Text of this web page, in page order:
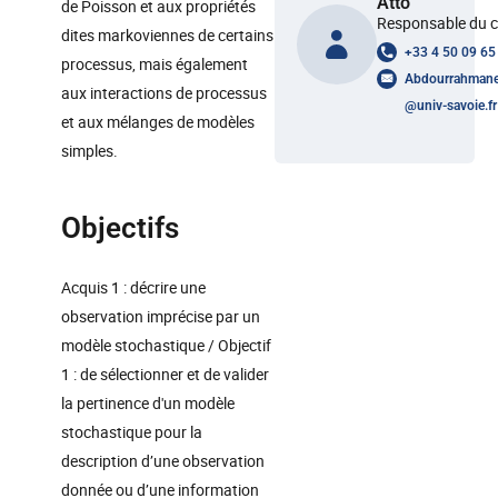
de Poisson et aux propriétés
dites markoviennes de certains
processus, mais également
aux interactions de processus
et aux mélanges de modèles
simples.
Objectifs
Acquis 1 : décrire une
observation imprécise par un
modèle stochastique / Objectif
1 : de sélectionner et de valider
la pertinence d'un modèle
stochastique pour la
description d’une observation
donnée ou d’une information
Responsable du
+33 4 50 09
@univ-savoie.fr